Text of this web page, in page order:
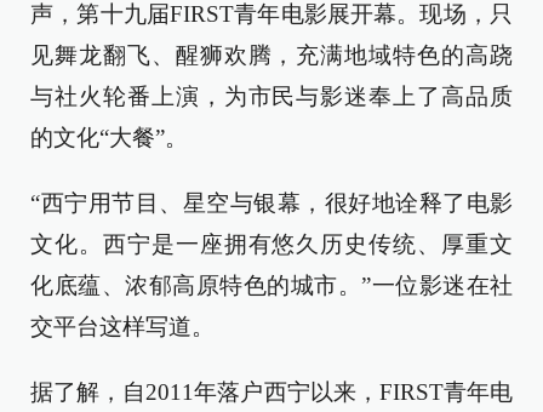
声，第十九届FIRST青年电影展开幕。现场，只
见舞龙翻飞、醒狮欢腾，充满地域特色的高跷
与社火轮番上演，为市民与影迷奉上了高品质
的文化“大餐”。
“西宁用节目、星空与银幕，很好地诠释了电影
文化。西宁是一座拥有悠久历史传统、厚重文
化底蕴、浓郁高原特色的城市。”一位影迷在社
交平台这样写道。
据了解，自2011年落户西宁以来，FIRST青年电